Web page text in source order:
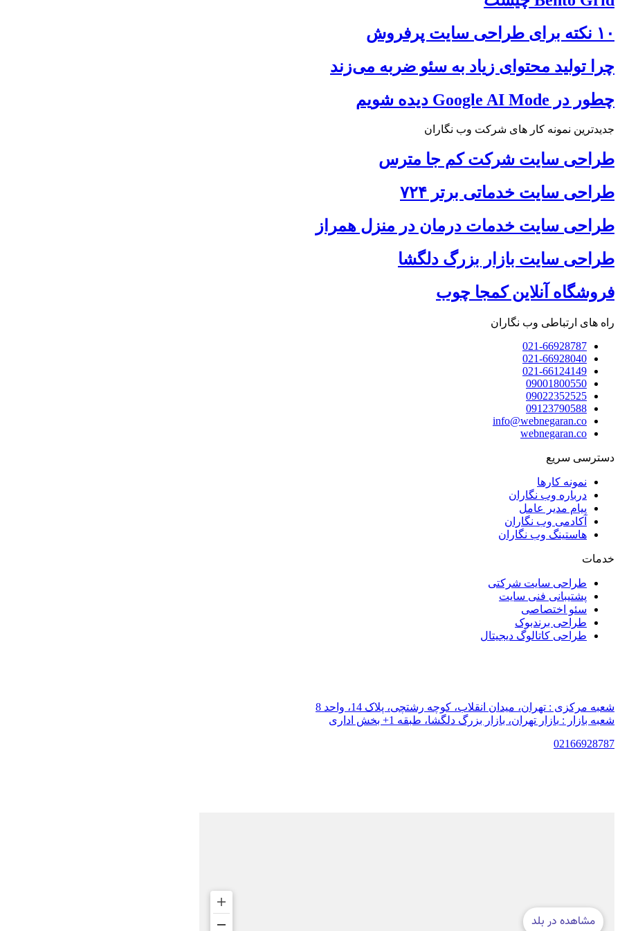
۱۰ نکته برای طراحی سایت پرفروش
چرا تولید محتوای زیاد به سئو ضربه می‌زند
چطور در Google AI Mode دیده شویم
جدیدترین نمونه کار های شرکت وب نگاران
طراحی سایت شرکت کم جا مترس
طراحی سایت خدماتی برتر ۷۲۴
طراحی سایت خدمات درمان در منزل همراز
طراحی سایت بازار بزرگ دلگشا
فروشگاه آنلاین کمجا چوب
راه های ارتباطی وب نگاران
021-66928787
021-66928040
021-66124149
09001800550
09022352525
09123790588
info@webnegaran.co
webnegaran.co
دسترسی سریع
نمونه کارها
درباره وب نگاران
پیام مدیر عامل
آکادمی وب نگاران
هاستینگ وب نگاران
خدمات
طراحی سایت شرکتی
پشتیبانی فنی سایت
سئو اختصاصی
طراحی برندبوک
طراحی کاتالوگ دیجیتال
شعبه مرکزی : تهران، میدان انقلاب، کوچه رشتچی، پلاک 14، واحد 8
شعبه بازار : بازار تهران، بازار بزرگ دلگشا، طبقه 1+ بخش اداری
02166928787